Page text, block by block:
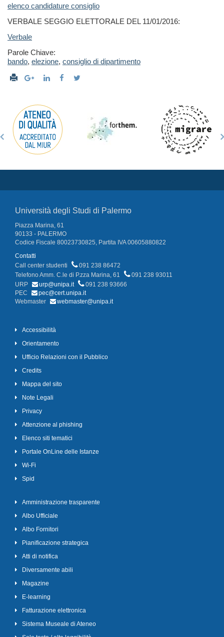
elenco candidature consiglio
VERBALE SEGGIO ELETTORALE DEL 11/01/2016:
Verbale
Parole Chiave:
bando, elezione, consiglio di dipartimento
Università degli Studi di Palermo
Piazza Marina, 61
90133 - PALERMO
Codice Fiscale 80023730825, Partita IVA 00605880822
Contatti
Call center studenti
091 238 86472
Telefono Amm. C.le di P.zza Marina, 61
091 238 93011
URP
urp@unipa.it
091 238 93666
PEC
pec@cert.unipa.it
Webmaster
webmaster@unipa.it
Accessibilità
Orientamento
Ufficio Relazioni con il Pubblico
Credits
Mappa del sito
Note Legali
Privacy
Attenzione al phishing
Elenco siti tematici
Portale OnLine delle Istanze
Wi-Fi
Spid
Amministrazione trasparente
Albo Ufficiale
Albo Fornitori
Pianificazione strategica
Atti di notifica
Diversamente abili
Magazine
E-learning
Fatturazione elettronica
Sistema Museale di Ateneo